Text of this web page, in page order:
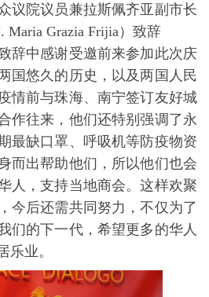
院议员兼拉斯佩齐亚副市长
Maria Grazia Frijia）致辞
中感谢受邀前来参加此次庆
国悠久的历史，以及两国人民
情前与珠海、南宁签订友好城
作往来，他们还特别强调了永
最缺口罩、呼吸机等防疫物资
而出帮助他们，所以他们也会
人，支持当地商会。这样欢聚
今后还需共同努力，不仅为了
们的下一代，希望更多的华人
乐业。